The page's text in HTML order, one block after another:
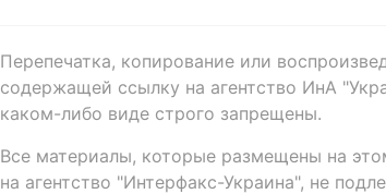
Перепечатка, копирование или
содержащей ссылку на агентство ИнА
каком-либо виде строго запрещены.
Все материалы, которые размещены на
на агентство "Интерфакс-Украина", не